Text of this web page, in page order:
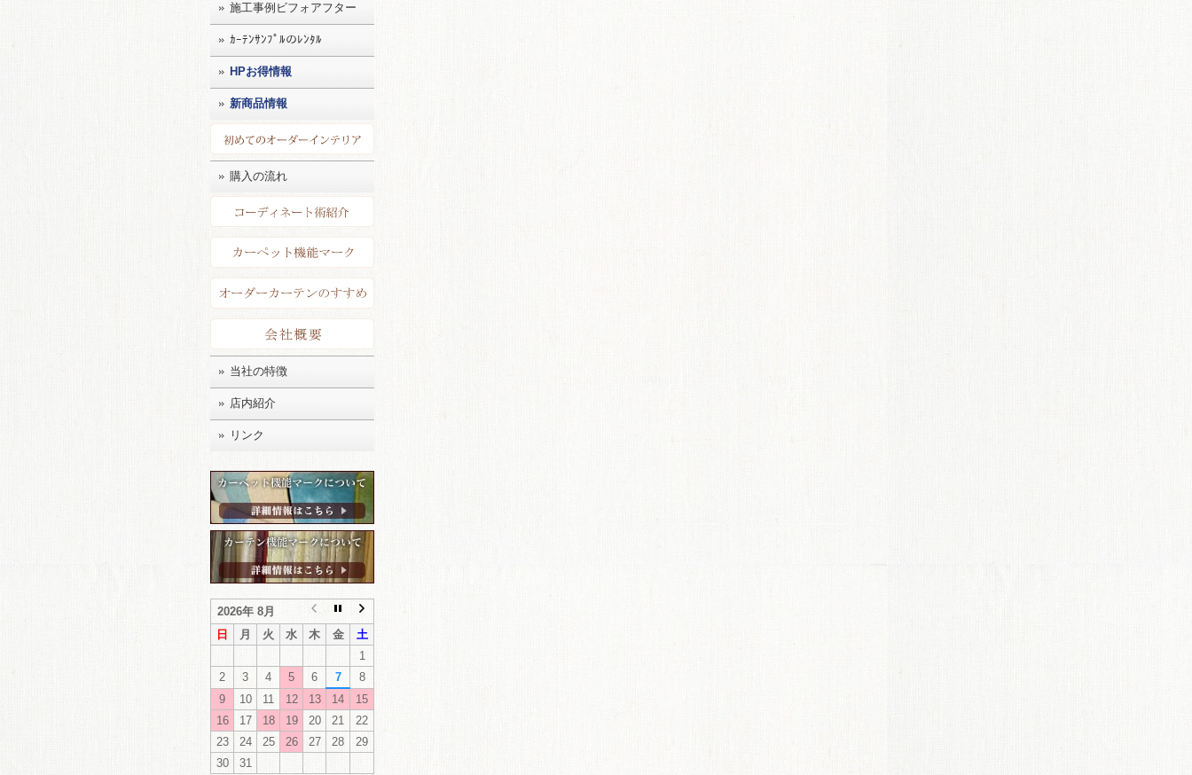
施工事例ビフォアフター
ｶｰﾃﾝｻﾝﾌﾟﾙのﾚﾝﾀﾙ
HPお得情報
新商品情報
購入の流れ
当社の特徴
店内紹介
リンク
2026年 8月
日
月 火 水 木 金
土
1
2
3 4 5 6 7
8
9
10 11 12 13 14
15
16
17 18 19 20 21
22
23
24 25 26 27 28
29
30
31